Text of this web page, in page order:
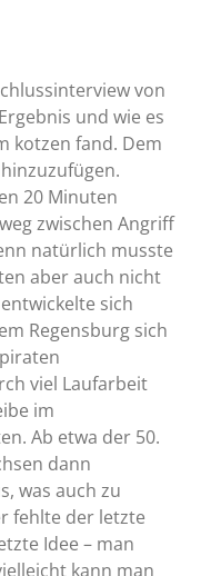
von
und wie es
kotzen fand. Dem
20 Minuten
zwischen Angriff
natürlich musste
aber auch nicht
sich
Regensburg sich
viel Laufarbeit
im
Ab etwa der 50.
dann
was auch zu
fehlte der letzte
Idee – man
kann man